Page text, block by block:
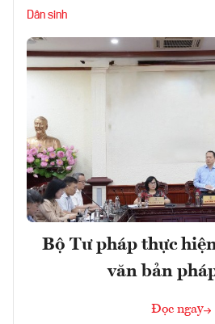
Dân sinh
Bộ Tư pháp thực
văn bản
Đọc ngay